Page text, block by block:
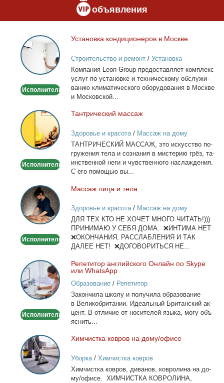
объявления
Установка
кондиционеров
в
Москве
Исполнитель
Уста­нов­ка кон­ди­ци­о­не­ров в Москве
Строительство и ремонт/ Установка
кондиционеров
Ком­па­ния Leon Group предо­став­ля­ет ком­плекс
услуг по уста­нов­ке и тех­ни­че­ско­му об­слу­жи­
ва­нию кли­ма­ти­че­ско­го обо­ру­до­ва­ния в Москве
и Мос­ков­ской...
Тантрический
массаж
Исполнитель
Тан­три­че­ский мас­саж
Здоровье и красота/ Массаж на дому
ТАНТРИЧЕСКИЙ МАССАЖ, это ис­кус­ство по­
гру­же­ния те­ла и со­зна­ния в ми­сте­рию грёз, та­
ин­ствен­ной неги и чув­ствен­но­го на­сла­жде­ния.
С его по­мо­щью вы...
Массаж
лица
и
тела
Исполнитель
Мас­саж ли­ца и те­ла
Здоровье и красота/ Массаж на дому
ДЛЯ ТЕХ КТО НЕ ХОЧЕТ МНОГО ЧИТАТЬ!)))
ПРИНИМАЮ У СЕБЯ ДОМА. ❌ИНТИМА НЕТ
❌ОКОНЧАНИЯ, РАССЛАБЛЕНИЯ И ТАК
ДАЛЕЕ НЕТ! ❌ДОГОВОРИТЬСЯ НЕ...
Репетитор
английского
Онлайн
по
или
Исполнитель
Ре­пе­ти­тор ан­глий­ско­го Он­лайн по Skype
или WhatsApp
Образование/ Репетитор
За­кон­чи­ла шко­лу и по­лу­чи­ла об­ра­зо­ва­ние
в Ве­ли­ко­бри­та­нии. Иде­аль­ный Бри­тан­ский ак­
цент. В от­ли­чие от но­си­те­лей язы­ка, мо­гу объ­
яс­нить...
Химчистка
ковров
на
дому/
Хим­чист­ка ков­ров на до­му/офи­се
Уборка/ Химчистка ковров
Хим­чист­ка ков­ров, ди­ва­нов, ков­ро­ли­на на до­
му/офи­се. ХИМЧИСТКА КОВРОЛИНА,